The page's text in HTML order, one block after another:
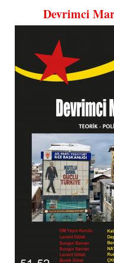
Devrimci